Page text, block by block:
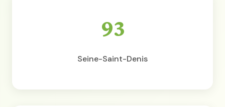
93
Seine-Saint-Denis